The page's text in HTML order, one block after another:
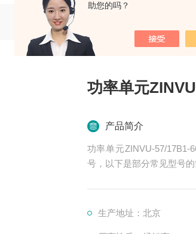
助您的吗？
功率单元
产品简介
功率单元ZINVU-57/
号，以下是部分常见型号的
生产地址：北京